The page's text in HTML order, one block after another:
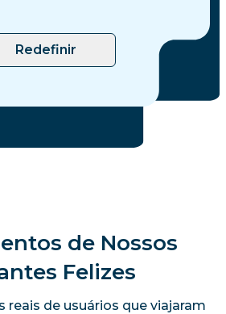
Redefinir
de Nossos
Felizes
reais de usuários que viajaram